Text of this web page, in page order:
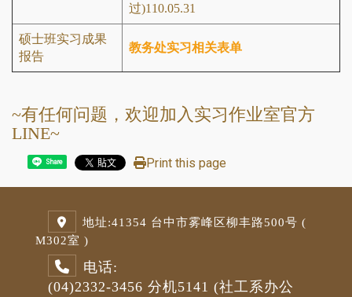
过)110.05.31
硕士班实习成果
报告
教务处实习相关表单
~有任何问题，欢迎加入实习作业室官方
LINE~
Share Print this page
地址:41354 台中市雾峰区柳丰路500号 (
M302室 )
电话:
(04)2332-3456 分机5141 (社工系办公